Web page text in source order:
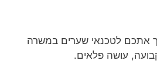
אתכם לטכנאי שערים במשרה
עושה פלאים.